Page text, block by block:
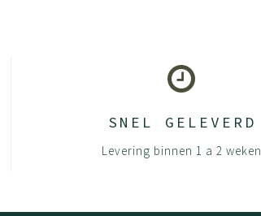
SNEL GELEVERD
Levering binnen 1 a 2 weken